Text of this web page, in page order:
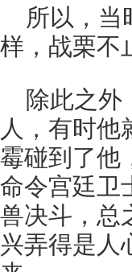
所以，当
样，战栗不
除此之外
人，有时他
霉碰到了他
命令宫廷卫
兽决斗，总
兴弄得是人